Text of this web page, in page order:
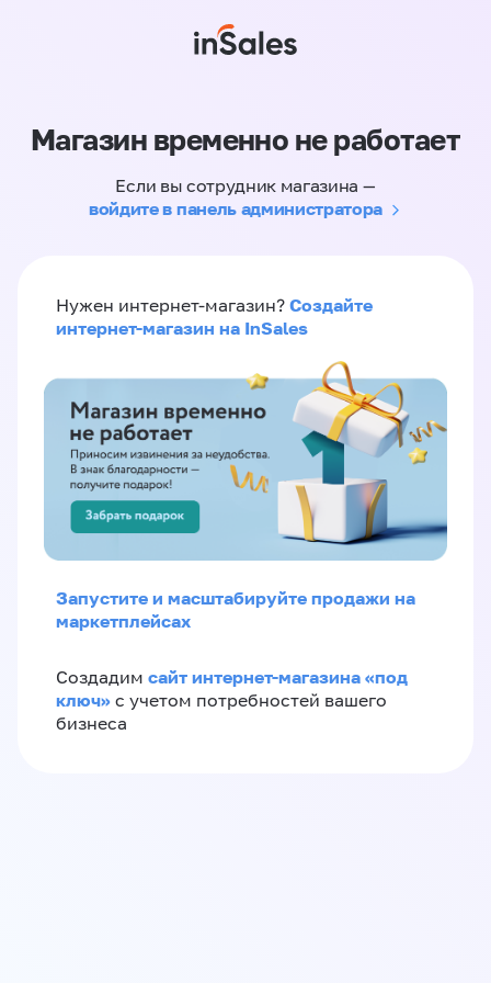
Магазин временно не работает
Если вы сотрудник магазина —
войдите в панель администратора
Нужен интернет-магазин? Создайте
интернет-магазин на InSales
Запустите и масштабируйте продажи на
маркетплейсах
Создадим сайт интернет-магазина «под
ключ» с учетом потребностей вашего
бизнеса